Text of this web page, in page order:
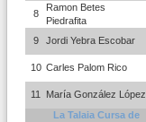
8
Ramon Betes
Piedrafita
9 Jordi Yebra Escobar
10 Carles Palom Rico
11 María González López
La Talaia Cursa de